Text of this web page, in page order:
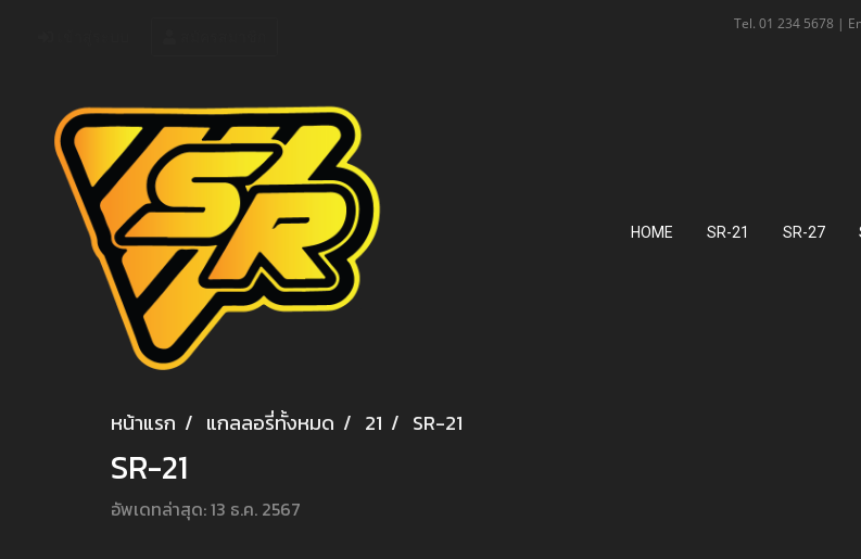
Tel. 01 234 5678 |
HOME SR-21 SR-27
หน้าแรก แกลลอรี่ทั้งหมด 21 SR-21
SR-21
อัพเดทล่าสุด: 13 ธ.ค. 2567